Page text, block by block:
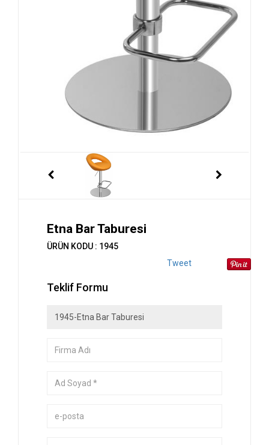
Etna Bar Taburesi
ÜRÜN KODU : 1945
Tweet
Teklif Formu